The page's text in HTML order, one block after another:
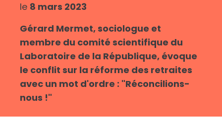
le 8 mars 2023
Gérard Mermet, sociologue et
membre du comité scientifique du
Laboratoire de la République, évoque
le conflit sur la réforme des retraites
avec un mot d'ordre : "Réconcilions-
nous !"